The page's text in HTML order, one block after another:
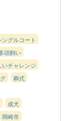
ングルコート
頭飼い
いチャレンジ
葬式
成犬
岡崎市